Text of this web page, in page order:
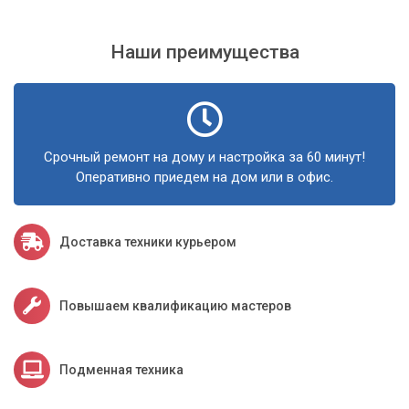
качественную сборку вашего устройства с
использованием только надежных комплектующих.
Обращайтесь в сервис «Компьютерный Мастер» и получите
устройство, которое будет соответствовать вашим
требованиям и ожиданиям!
Наши преимущества
Срочный ремонт на дому и настройка за 60 минут!
Оперативно приедем на дом или в офис.
Доставка техники курьером
Повышаем квалификацию мастеров
Подменная техника